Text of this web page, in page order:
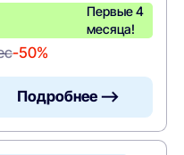
Первые 4
месяца!
-50%
Подробнее —>